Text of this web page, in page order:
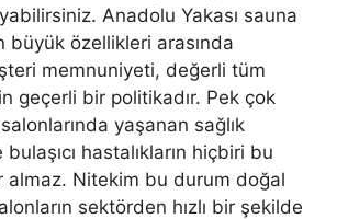
Anadolu Yakası sauna
büyük özellikleri arasında
memnuniyeti, değerli tüm
geçerli bir politikadır. Pek çok
yaşanan sağlık
hastalıkların hiçbiri bu
almaz. Nitekim bu durum doğal
sektörden hızlı bir şekilde